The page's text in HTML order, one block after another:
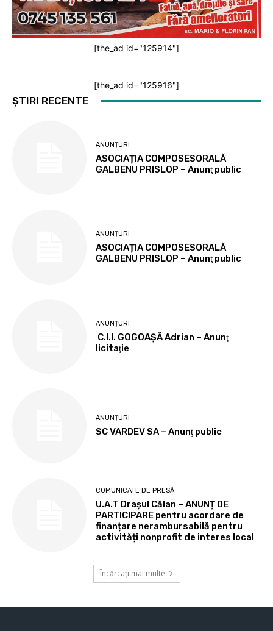
[the_ad id="125914"]
[the_ad id="125916"]
ȘTIRI RECENTE
ANUNȚURI
ASOCIAȚIA COMPOSESORALĂ
GALBENU PRISLOP – Anunţ public
ANUNȚURI
ASOCIAȚIA COMPOSESORALĂ
GALBENU PRISLOP – Anunţ public
ANUNȚURI
C.I.I. GOGOAŞĂ Adrian – Anunţ
licitaţie
ANUNȚURI
SC VARDEV SA – Anunţ public
COMUNICATE DE PRESĂ
U.A.T Orașul Călan – ANUNȚ DE
PARTICIPARE pentru acordare de
finanțare nerambursabilă pentru
activități nonprofit de interes local
Încărcați mai multe